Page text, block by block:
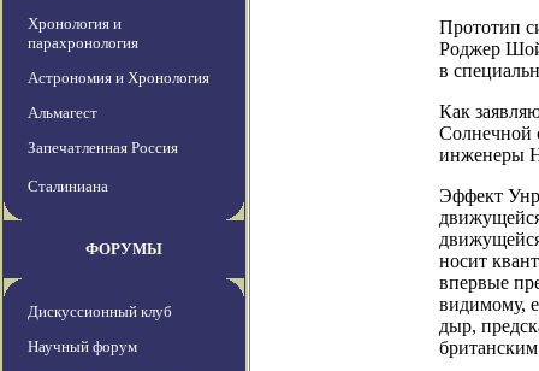
Хронология и
парахронология
Астрономия и Хронология
Альмагест
Запечатленная Россия
Сталиниана
ФОРУМЫ
Дискуссионный клуб
Научный форум
Прототип
Роджер
в
Как
Солнечной
инженеры
Эффект
носит
впервые
видимому,
дыр,